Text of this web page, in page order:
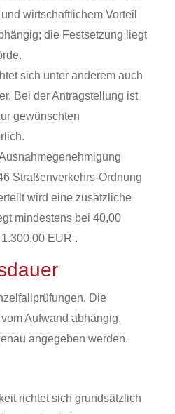
wirtschaftlichem Vorteil
die Festsetzung liegt
sich unter anderem auch
Bei der Antragstellung ist
gewünschten
Straßenverkehrs-Ordnung
wird eine zusätzliche
mindestens bei 40,00
EUR .
Die
Aufwand abhängig.
angegeben werden.
richtet sich grundsätzlich